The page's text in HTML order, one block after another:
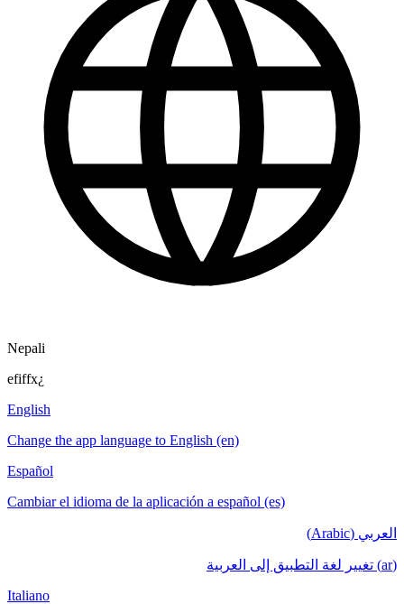
Nepali
efiffx¿
English
Change the app language to English (en)
Español
Cambiar el idioma de la aplicación a español (es)
العربي (Arabic)
(ar) تغيير لغة التطبيق إلى العربية
Italiano